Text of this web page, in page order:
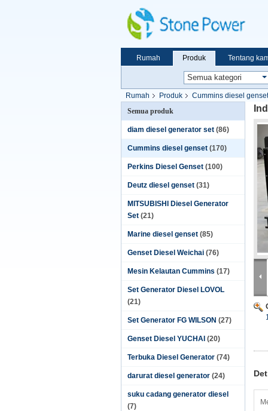
Rumah Produk Tentang
Rumah Produk
Cummins diesel genset
Semua produk
diam diesel generator set (86)
Cummins diesel genset (170)
Perkins Diesel Genset (100)
Deutz diesel genset (31)
MITSUBISHI Diesel Generator
Set (21)
Marine diesel genset (85)
Genset Diesel Weichai (76)
Mesin Kelautan Cummins (17)
Set Generator Diesel LOVOL
(21)
Set Generator FG WILSON (27)
Genset Diesel YUCHAI (20)
Terbuka Diesel Generator (74)
darurat diesel generator (24)
suku cadang generator diesel
(7)